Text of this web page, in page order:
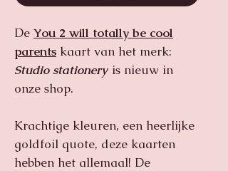
De You 2 will totally be cool
parents kaart van het merk:
Studio stationery is nieuw in
onze shop.
Krachtige kleuren, een heerlijke
goldfoil quote, deze kaarten
hebben het allemaal! De